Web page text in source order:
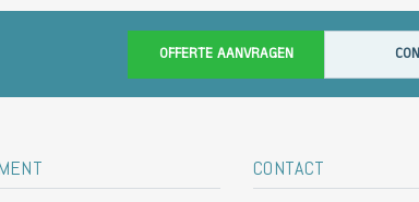
OFFERTE AANVRAGEN
CONTACT